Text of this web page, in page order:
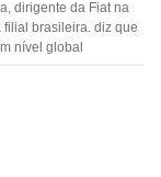
dirigente da Fiat na
brasileira. diz que
nível global